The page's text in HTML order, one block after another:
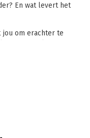
En wat levert het
om erachter te
verdiepende
bij. Want wie ben ik